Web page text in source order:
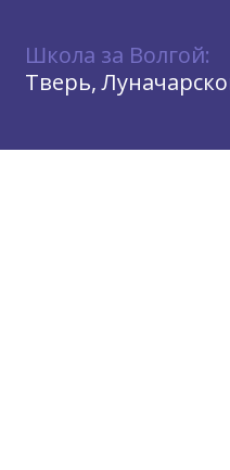
Школа за Волгой:
Тверь,